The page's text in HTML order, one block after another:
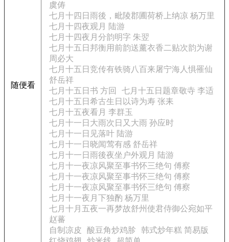
随便看
虞俦
七月十四日雨後，毗陵郡圃荷桥上纳凉 杨万里
七月十四夜观月 陆游
七月十四夜月分韵明字 朱翌
七月十五日邦衡用前韵送薰衣香二贴次韵为谢
周必大
七月十五日竞传有铁骑八百来屠宁海人惧罹仙
舒岳祥
七月十五日书 方回
七月十五日题章敬寺 李适
七月十五日希古生日以诗为寿 张耒
七月十五夜看月 李群玉
七月十一日大雨次日又大雨 孙应时
七月十一日见落叶 陆游
七月十一日晓闻莺有感 舒岳祥
七月十一日雨後夜坐户外观月 陆游
七月十一夜凉风聚至事书怀三绝句 傅察
七月十一夜凉风聚至事书怀三绝句 傅察
七月十一夜凉风聚至事书怀三绝句 傅察
七月十一夜月下独酌 杨万里
七月十月五夜一再梦故舒州使君侍御公宛如平
赵蕃
自制凉皮
酸豆角炒鸡胗
韩式炒年糕 简易版